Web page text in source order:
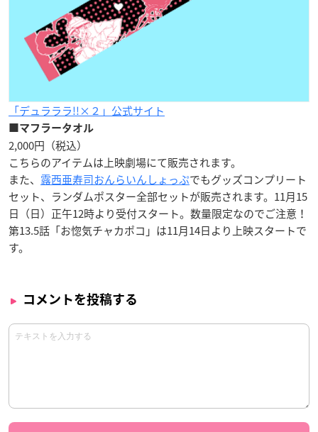
「デュラララ!!×２」公式サイト
■マフラータオル
2,000円（税込）
こちらのアイテムは上映劇場にて販売されます。
また、 露西亜寿司おんらいんしょっぷでもグッズコンプリート
セット、ランダムポスター全部セットが販売されます。11月15
日（日）正午12時より受付スタート。数量限定なのでご注意！
第13.5話「お惚気チャカポコ」は11月14日より上映スタートで
す。
コメントを投稿する